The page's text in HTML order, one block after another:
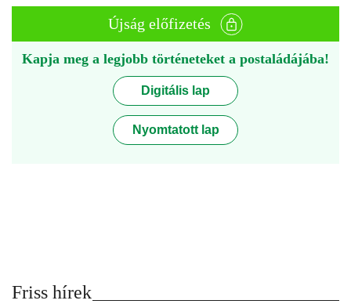
Újság előfizetés
Kapja meg a legjobb történeteket a postaládájába!
Digitális lap
Nyomtatott lap
Friss hírek